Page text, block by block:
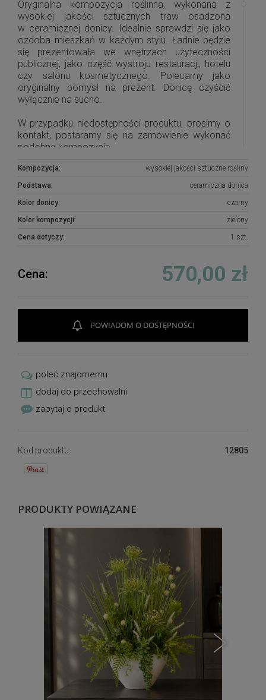
Oryginalna kompozycja roślinna, wykonana z
wysokiej jakości sztucznych traw osadzona
w ceramicznej donicy. Idealnie sprawdzi się jako
ozdoba mieszkań w każdym stylu. Ładnie będzie
się prezentowała we wnętrzach użyteczności
publicznej, jako część wystroju restauracji, hotelu
czy salonu kosmetycznego. Polecamy jako
oryginalny pomysł na prezent. Donicę czyścić
wyłącznie na sucho.
W przypadku niedostępności produktu, prosimy o
kontakt, postaramy się na zamówienie wykonać
podobną kompozycję.
Kompozycja: wysokiej jakości sztuczne rośliny
Podstawa: ceramiczna donica
Kolor donicy: czarny
Kolor kompozycji: zielony
Cena dotyczy: 1 szt.
Cena: 570,00 zł
POWIADOM O DOSTĘPNOŚCI
poleć znajomemu
dodaj do przechowalni
zapytaj o produkt
Kod produktu: 12805
PRODUKTY POWIĄZANE